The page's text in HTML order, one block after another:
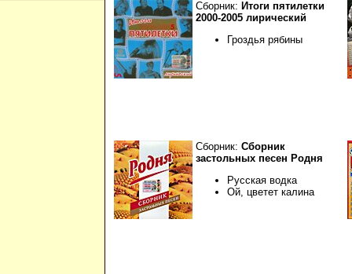
Сборник: Итоги пятилетки
2000-2005 лирический
Гроздья рябины
Сборник: Сборник
застольных песен Родня
Русская водка
Ой, цветет калина